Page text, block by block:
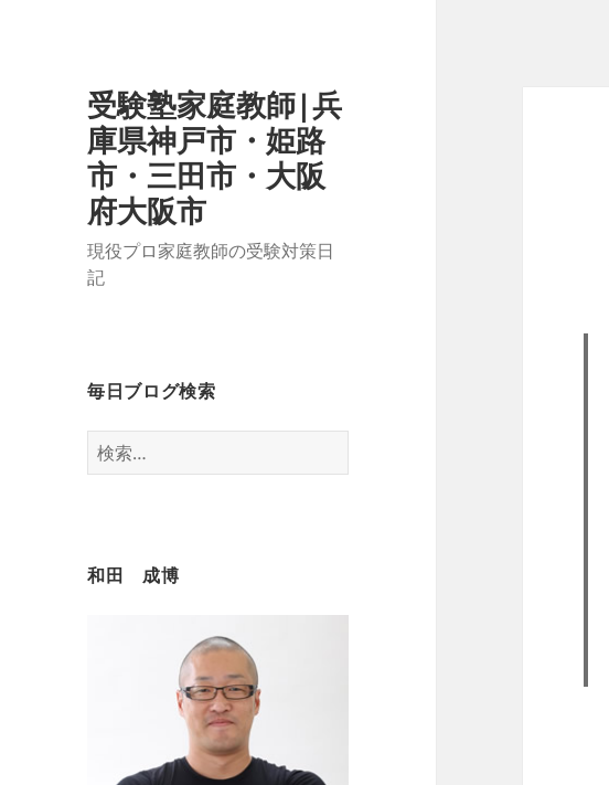
受験塾家庭教師|兵
庫県神戸市・姫路
市・三田市・大阪
府大阪市
現役プロ家庭教師の受験対策日
記
毎日ブログ検索
検
索:
和田 成博